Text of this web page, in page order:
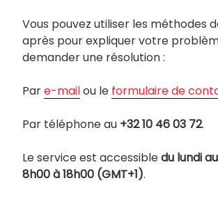
Vous pouvez utiliser les méthodes
après pour expliquer votre
demander une résolution :
Pare-mailou le formulaire de
Par téléphone au +32 10 46 03 72.
Le service est accessibledu lundi
8h00 à 18h00 (GMT+1).